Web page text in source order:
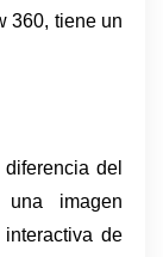
360, tiene un
del
imagen
de